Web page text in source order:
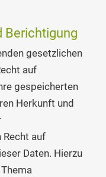
Berichtigung
gesetzlichen
auf
gespeicherten
Herkunft und
Recht auf
Daten. Hierzu